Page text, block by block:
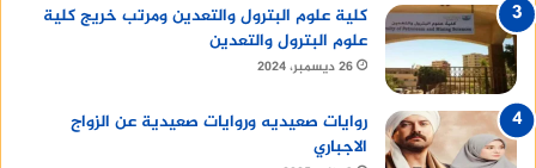
كلية علوم البترول والتعدين ومرتب خريج كلية
علوم البترول والتعدين
26 ديسمبر، 2024
روايات صعيديه وروايات صعيدية عن الزواج
الاجباري